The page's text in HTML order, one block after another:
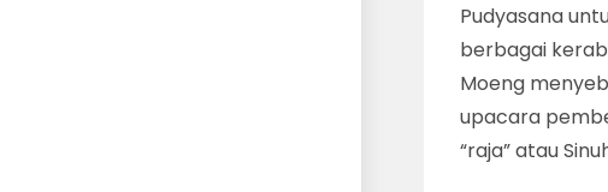
Pudyasana
berbagai
Moeng
upacara
“raja” atau